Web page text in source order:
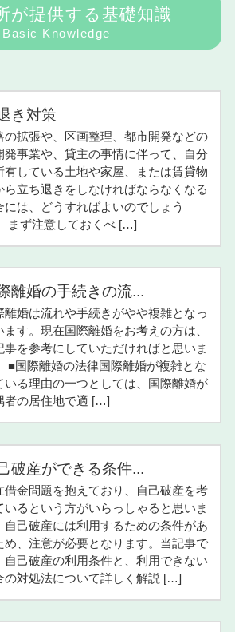
が提供する基礎知識
Basic Knowledge
き対策
の拡張や、区画整理、都市開発などの
発事業や、貸主の事情に伴って、自分
有している土地や家屋、または賃貸物
ら立ち退きをしなければならなくなる
には、どうすればよいのでしょう
まず注意しておくべ […]
離婚の手続きの流...
離婚は流れや手続きがやや複雑となっ
ます。現在国際離婚をお考えの方は、
事を参考にしていただければと思いま
■国際離婚の法律国際離婚が複雑とな
いる理由の一つとしては、国際離婚が
者の居住地で適 […]
破産ができる条件...
借金問題を抱えており、自己破産を考
いるという方がいらっしゃると思いま
自己破産には利用するための条件があ
め、注意が必要となります。当記事で
自己破産の利用条件と、利用できない
の対処法について詳しく解説 […]